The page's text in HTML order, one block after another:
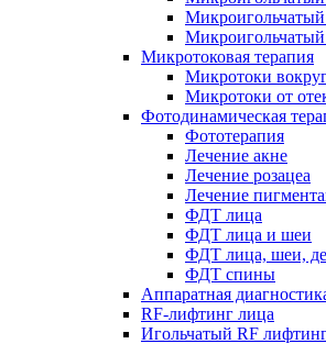
Микротоковая терапия
Микротоки
Микротоки от
Фотодинамическая
Фототерапия
Лечение акне
Лечение розацеа
Лечение
ФДТ лица
ФДТ лица и шеи
ФДТ лица, шеи,
ФДТ спины
Аппаратная
RF-лифтинг лица
Игольчатый RF